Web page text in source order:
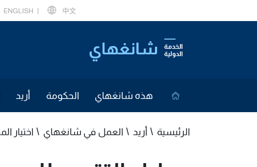
中文
ENGLISH
هذه شانغهاي الحكومة أريد
الرئيسية أريد العمل في شانغهاي اختيار